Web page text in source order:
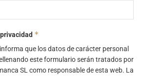
*
que los datos de carácter personal
este formulario serán tratados por
SL como responsable de esta web. La